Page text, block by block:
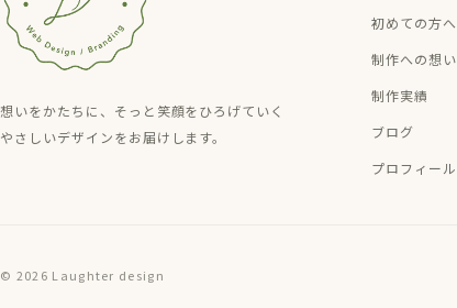
想いをかたちに、そっと笑顔をひろげていく
やさしいデザインをお届けします。
初めての方へ
制作への想い
制作実績
ブログ
プロフィール
© 2026 Laughter design